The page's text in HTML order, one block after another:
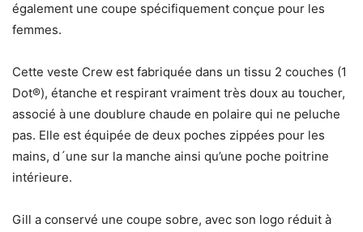
également une coupe spécifiquement conçue pour les
femmes.
Cette veste Crew est fabriquée dans un tissu 2 couches (1
Dot®), étanche et respirant vraiment très doux au toucher,
associé à une doublure chaude en polaire qui ne peluche
pas. Elle est équipée de deux poches zippées pour les
mains, d´une sur la manche ainsi qu’une poche poitrine
intérieure.
Gill a conservé une coupe sobre, avec son logo réduit à